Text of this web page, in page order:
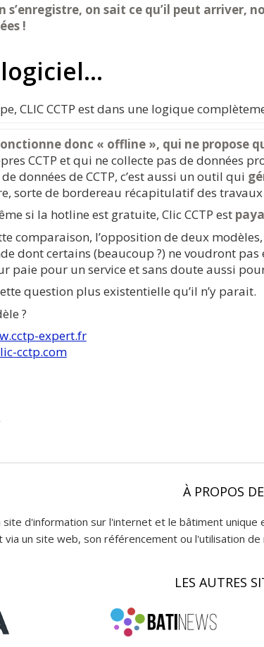
on sait ce qu’il peut arriver,
!
logiciel…
CLIC CCTP est dans une logique
donc « offline », qui ne propose
CCTP et qui ne collecte pas de données
données de CCTP, c’est aussi un outil qui
sorte de bordereau récapitulatif des travaux
si la hotline est gratuite, Clic CCTP est
comparaison, l’opposition de deux modèles,
dont certains (beaucoup ?) ne voudront pas
paie pour un service et sans doute aussi
question plus existentielle qu’il n’y parait.
?
expert.fr
cctp.com
À PROPOS DE
d'information sur l'internet et le bâtiment
un site web, son référencement ou l'utilisation
LES AUTRES